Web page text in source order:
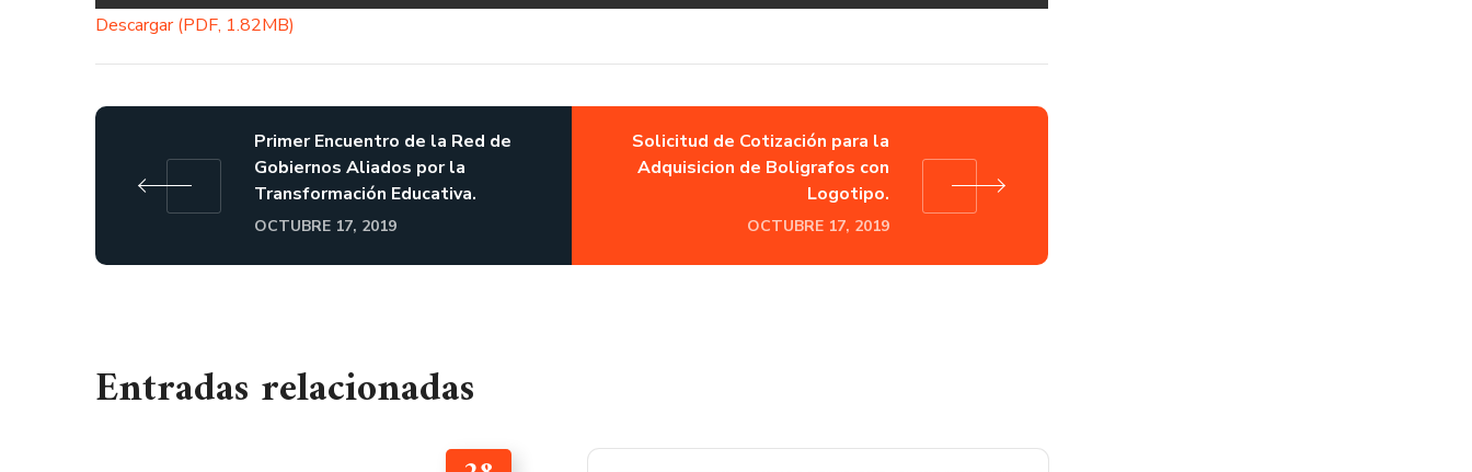
Descargar (PDF, 1.82MB)
Primer Encuentro de la Red de
Gobiernos Aliados por la
Transformación Educativa.
OCTUBRE 17, 2019
Solicitud de Cotización para la
Adquisicion de Boligrafos con
Logotipo.
OCTUBRE 17, 2019
Entradas relacionadas